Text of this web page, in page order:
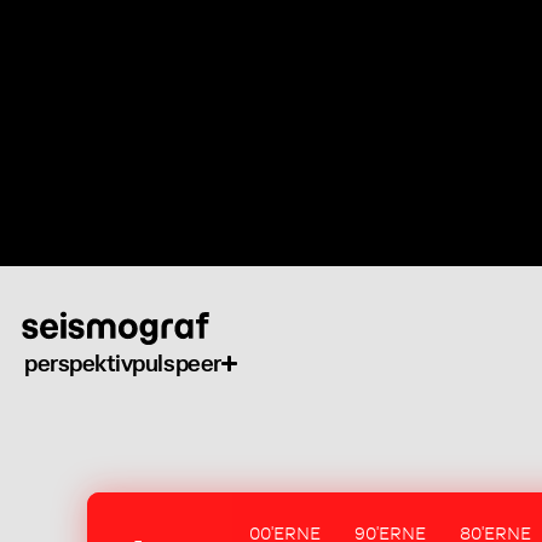
perspektivpulspeer
00'ERNE 90'ERNE 80'ERNE